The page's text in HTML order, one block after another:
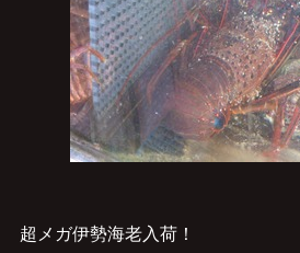
超メガ伊勢海老入荷！